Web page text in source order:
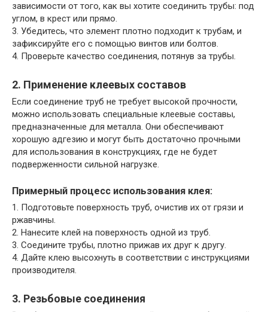
зависимости от того, как вы хотите соединить трубы: под
углом, в крест или прямо.
3. Убедитесь, что элемент плотно подходит к трубам, и
зафиксируйте его с помощью винтов или болтов.
4. Проверьте качество соединения, потянув за трубы.
2. Применение клеевых составов
Если соединение труб не требует высокой прочности,
можно использовать специальные клеевые составы,
предназначенные для металла. Они обеспечивают
хорошую адгезию и могут быть достаточно прочными
для использования в конструкциях, где не будет
подверженности сильной нагрузке.
Примерный процесс использования клея:
1. Подготовьте поверхность труб, очистив их от грязи и
ржавчины.
2. Нанесите клей на поверхность одной из труб.
3. Соедините трубы, плотно прижав их друг к другу.
4. Дайте клею высохнуть в соответствии с инструкциями
производителя.
3. Резьбовые соединения